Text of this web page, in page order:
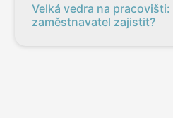
Velká vedra na
zaměstnavatel zajistit?